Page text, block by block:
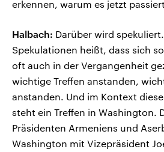
erkennen, warum es jetzt
Halbach: Darüber wird
Spekulationen heißt, dass sich
oft auch in der Vergangenheit
wichtige Treffen anstanden,
anstanden. Und im Kontext
steht ein Treffen in Washington.
Präsidenten Armeniens und
Washington mit Vizepräsident